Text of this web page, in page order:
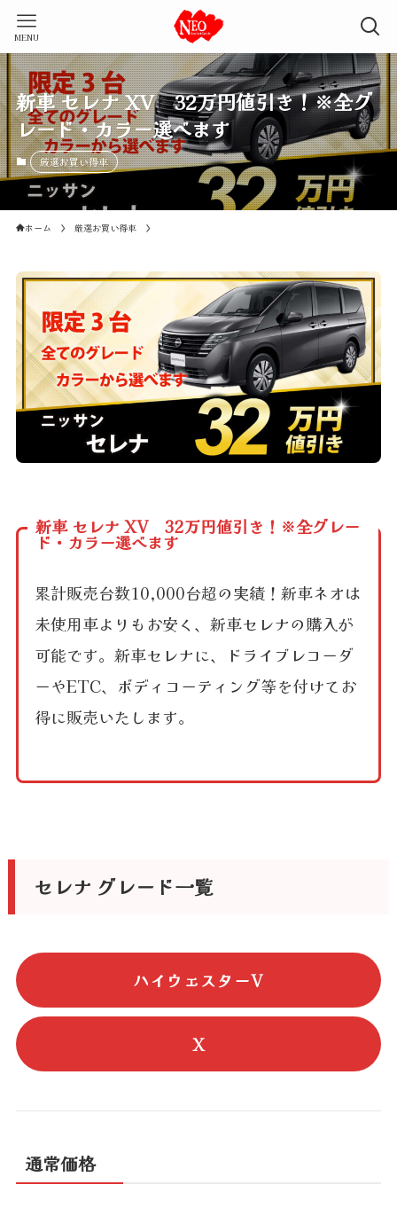
MENU
新車 セレナ XV 32万円値引き！※全グ
レード・カラー選べます
厳選お買い得車
ホーム 厳選お買い得車
新車 セレナ XV 32万円値引き！※全グレー
ド・カラー選べます
累計販売台数10,000台超の実績！新車ネオは
未使用車よりもお安く、新車セレナの購入が
可能です。新車セレナに、ドライブレコーダ
ーやETC、ボディコーティング等を付けてお
得に販売いたします。
セレナ グレード一覧
ハイウェスターV
X
通常価格